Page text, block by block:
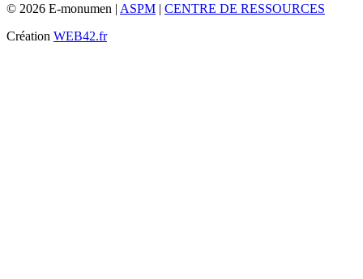
© 2026 E-monumen | ASPM | CENTRE DE RESSOURCES
Création WEB42.fr